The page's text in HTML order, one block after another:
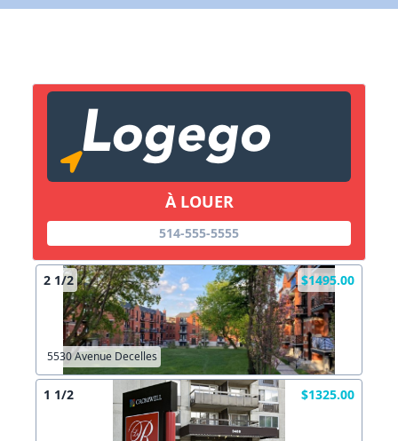
À LOUER
514-555-5555
2 1/2 $1495.00
5530 Avenue Decelles
1 1/2 $1325.00
Lien vers inscription (sera inclus dans courriel)
Copier lien
X Fermer Envoyez